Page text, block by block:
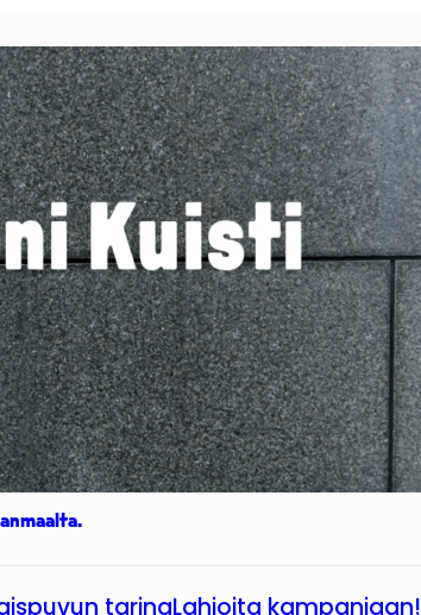
tarinaLahjoita kampanjaan!